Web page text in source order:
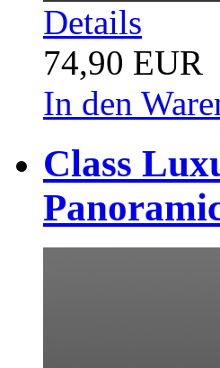
Details
74,90 EUR
In den
Class